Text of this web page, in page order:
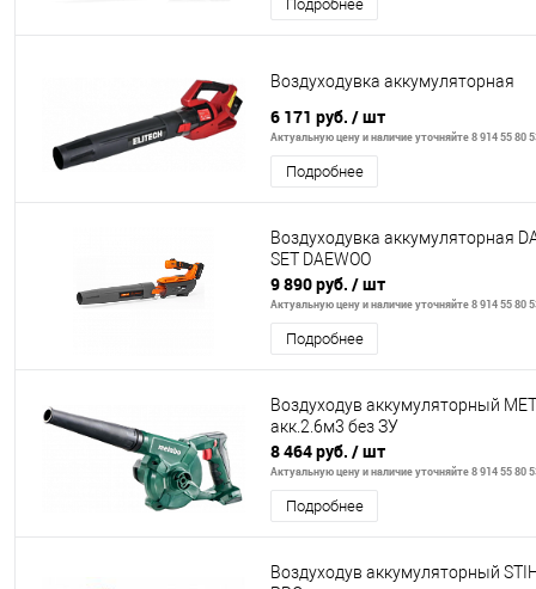
Подробнее
Воздуходувка аккумуляторная
6 171 руб. / шт
Актуальную цену и наличие уточняйте 8 914 55 80
Подробнее
Воздуходувка аккумуляторная
SET DAEWOO
9 890 руб. / шт
Актуальную цену и наличие уточняйте 8 914 55 80
Подробнее
Воздуходув аккумуляторный
акк.2.6м3 без ЗУ
8 464 руб. / шт
Актуальную цену и наличие уточняйте 8 914 55 80
Подробнее
Воздуходув аккумуляторный